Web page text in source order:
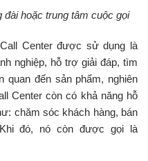
hoặc trung tâm cuộc gọi
Center được sử dụng là
nghiệp, hỗ trợ giải đáp, tìm
quan đến sản phẩm, nghiên
Center còn có khả năng hỗ
chăm sóc khách hàng, bán
đó, nó còn được gọi là